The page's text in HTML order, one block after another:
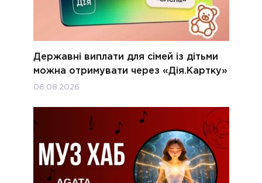
Державні виплати для сімей із дітьми
можна отримувати через «Дія.Картку»
06.08.2026